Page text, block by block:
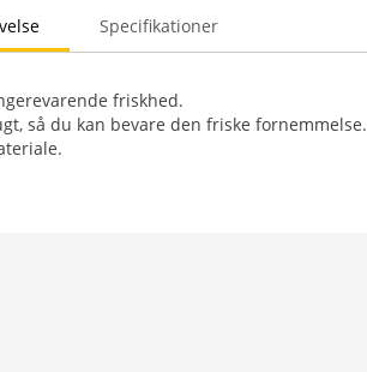
Specifikationer
friskhed.
så du kan bevare den friske fornemmelse.